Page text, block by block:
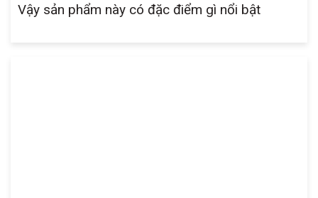
Vậy sản phẩm này có đặc điểm gì nổi bật